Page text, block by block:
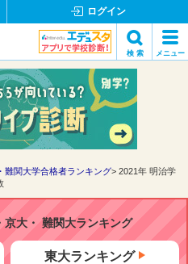
ログイン
検 索 メニュー
検索
難関大学合格者ランキング
2021年 明治学
京大・ 難関大ランキング
東大ランキング